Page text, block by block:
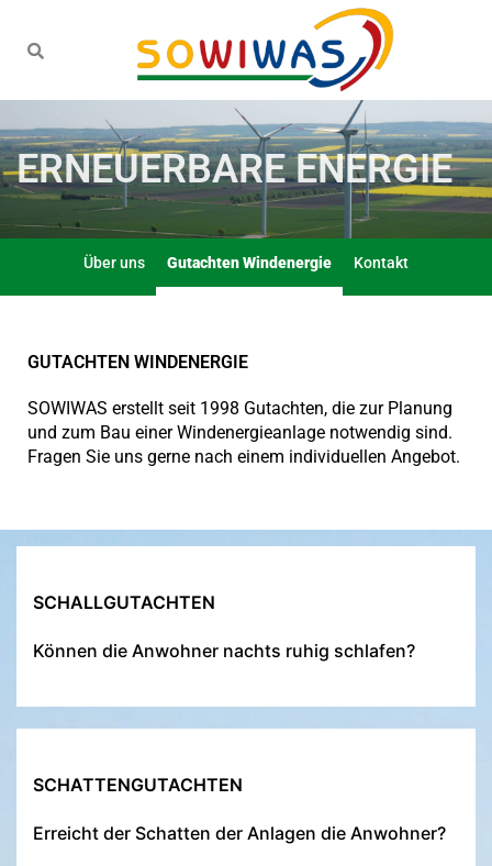
springen
ERNEUERBARE ENERGIE
Über uns Gutachten Windenergie Kontakt
GUTACHTEN WINDENERGIE
SOWIWAS erstellt seit 1998 Gutachten, die zur Planung
und zum Bau einer Windenergieanlage notwendig sind.
Fragen Sie uns gerne nach einem individuellen Angebot.
SCHALLGUTACHTEN
Können die Anwohner nachts ruhig schlafen?
SCHATTENGUTACHTEN
Erreicht der Schatten der Anlagen die Anwohner?